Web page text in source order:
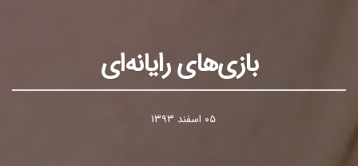
بازی‌های رایانه‌ای
۰۵ اسفند ۱۳۹۳